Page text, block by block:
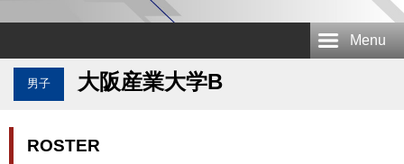
Menu
男子 大阪産業大学B
ROSTER